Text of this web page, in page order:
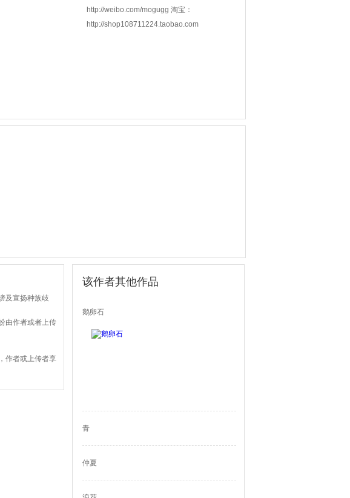
http://weibo.com/mogugg 淘宝：
http://shop108711224.taobao.com
及宣扬种族歧
由作者或者上传
作者或上传者享
该作者其他作品
鹅卵石
青
仲夏